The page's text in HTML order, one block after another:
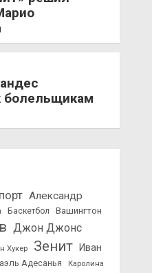
болельщикам
Александр
Баскетбол
Вашингтон
Джон Джонс
Хукер Зенит
Иван
Адесанья
Каролина